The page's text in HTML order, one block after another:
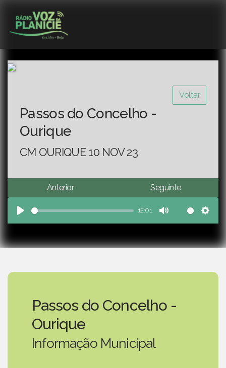
Voltar
Passos do Concelho -
Ourique
CM OURIQUE 10 NOV 23
Anterior Seguinte
Play
12:01
Mute
Passos do Concelho -
Ourique
Informação Municipal